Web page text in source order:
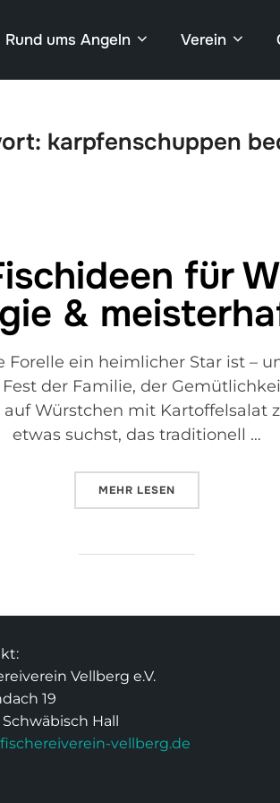
Rund ums Angeln Verein
karpfenschuppen
für
&
ein heimlicher Star ist –
der Familie, der
Würstchen mit Kartoffelsalat
etwas suchst, das traditionell …
MEHR LESEN
Vellberg e.V.
19
Schwäbisch Hall
vellberg.de